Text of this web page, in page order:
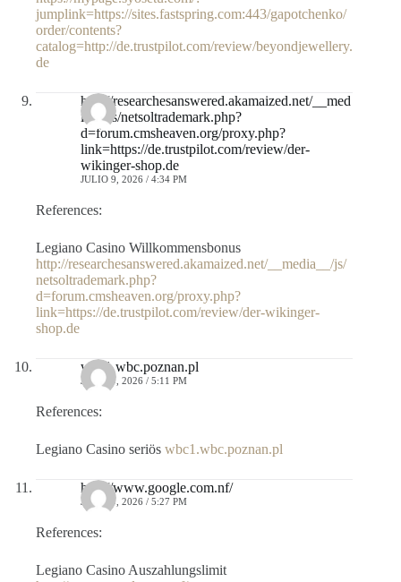
jumplink=https://sites.fastspring.com:443/gapotchenko/
order/contents?
catalog=http://de.trustpilot.com/review/beyondjewellery.
de
http://researchesanswered.akamaized.net/__med
ia__/js/netsoltrademark.php?
d=forum.cmsheaven.org/proxy.php?
link=https://de.trustpilot.com/review/der-
wikinger-shop.de
JULIO 9, 2026 / 4:34 PM
References:
Legiano Casino Willkommensbonus
http://researchesanswered.akamaized.net/__media__/js/
netsoltrademark.php?
d=forum.cmsheaven.org/proxy.php?
link=https://de.trustpilot.com/review/der-wikinger-
shop.de
wbc1.wbc.poznan.pl
JULIO 9, 2026 / 5:11 PM
References:
Legiano Casino seriös wbc1.wbc.poznan.pl
http://www.google.com.nf/
JULIO 9, 2026 / 5:27 PM
References:
Legiano Casino Auszahlungslimit